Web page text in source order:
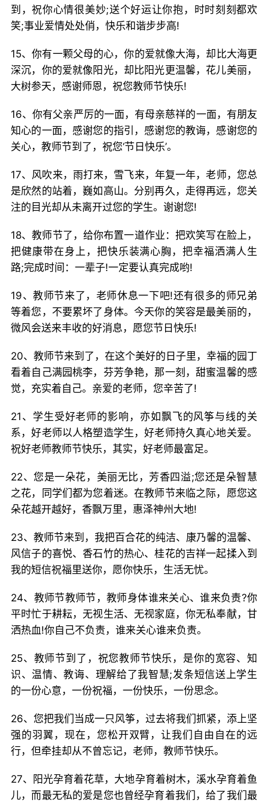
到，祝你心情很美妙;送个好运让你抱，时时刻刻都欢
笑;事业爱情处处俏，快乐和谐步步高!
15、你有一颗父母的心，你的爱就像大海，却比大海更
深沉，你的爱就像阳光，却比阳光更温馨，花儿美丽，
大树参天，感谢师恩，祝您教师节快乐!
16、你有父亲严厉的一面，有母亲慈祥的一面，有朋友
知心的一面，感谢您的指引，感谢您的教诲，感谢您的
关心，教师节到了，祝您‘节日快乐’。
17、风吹来，雨打来，雪飞来，年复一年，老师，您总
是欣然的站着，巍如高山。分别再久，走得再远，您关
注的目光却从未离开过您的学生。谢谢您!
18、教师节了，给你布置一道作业：把欢笑写在脸上，
把健康带在身上，把快乐装满心胸，把幸福洒满人生
路;完成时间：一辈子!一定要认真完成哟!
19、教师节来了，老师休息一下吧!还有很多的师兄弟
等着您，不要累坏了身体。今天你的笑容是最美丽的，
微风会送来丰收的好消息，愿您节日快乐!
20、教师节来到了，在这个美好的日子里，幸福的园丁
看着自己满园桃李，芬芳争艳，那一刻，甜蜜温馨的感
觉，充实着自己。亲爱的老师，您辛苦了!
21、学生受好老师的影响，亦如飘飞的风筝与线的关
系，好老师以人格塑造学生，好老师持久真心地关爱。
祝好老师教师节快乐，其实，好老师最富足。
22、您是一朵花，美丽无比，芳香四溢;您还是朵智慧
之花，同学们都为您着迷。在教师节来临之际，愿您这
朵花越开越好，香飘万里，惠泽神州大地!
23、教师节来到，我把百合花的纯洁、康乃馨的温馨、
风信子的喜悦、香石竹的热心、桂花的吉祥一起揉入到
我的短信祝福里送你，愿你快乐，生活无忧。
24、教师节教师节，教师身体谁来关心、谁来负责?你
平时忙于耕耘，无视生活、无视家庭，你无私奉献，甘
洒热血!你自己不负责，谁来关心谁来负责。
25、教师节到了，祝您教师节快乐，是你的宽容、知
识、温情、教诲、理解给了我智慧;发条短信送上学生
的一份心意，一份祝福，一份快乐，一份思念。
26、您把我们当成一只风筝，过去将我们抓紧，添上坚
强的羽翼，现在，您松开双臂，让我们自由自在的远
行，但牵挂却从不曾忘记，老师，教师节快乐。
27、阳光孕育着花草，大地孕育着树木，溪水孕育着鱼
儿，而最无私的爱是您也曾经孕育着我们，给了我们最